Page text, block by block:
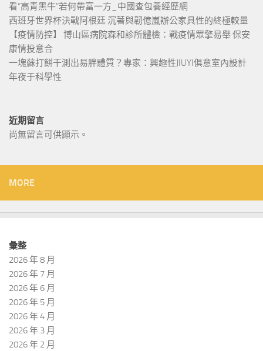
看“高青黑牛”若何帶富一方_中國查包養經歷網
西班牙世界杯決戰阿根廷 沉著與韌億嵐辦公家具性的終極較量
【疫情防控】 博山區病院森和診所體檢：戰疫情眾擎易舉 保安
康情投意合
一塊蘇打餅干測出易胖體質？專家：興趣性JIUYI俱意室內設計
年夜于科學性
近期留言
尚無留言可供顯示。
MORE
彙整
2026 年 8 月
2026 年 7 月
2026 年 6 月
2026 年 5 月
2026 年 4 月
2026 年 3 月
2026 年 2 月